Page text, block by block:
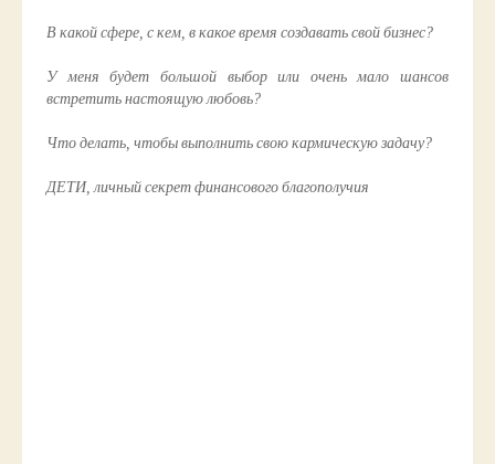
В какой сфере, с кем, в какое время создавать свой бизнес?
У меня будет большой выбор или очень мало шансов
встретить настоящую любовь?
Что делать, чтобы выполнить свою кармическую задачу?
ДЕТИ, личный секрет финансового благополучия